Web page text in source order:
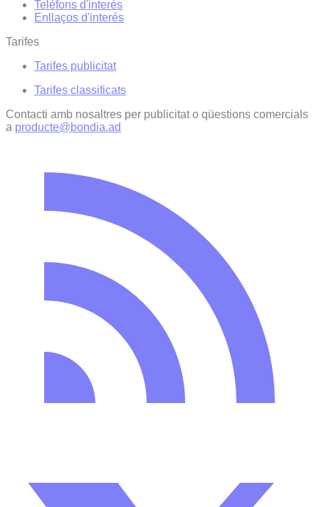
Telèfons d'interès
Enllaços d'interés
Tarifes
Tarifes publicitat
Tarifes classificats
Contacti amb nosaltres per publicitat o qüestions comercials
a producte@bondia.ad